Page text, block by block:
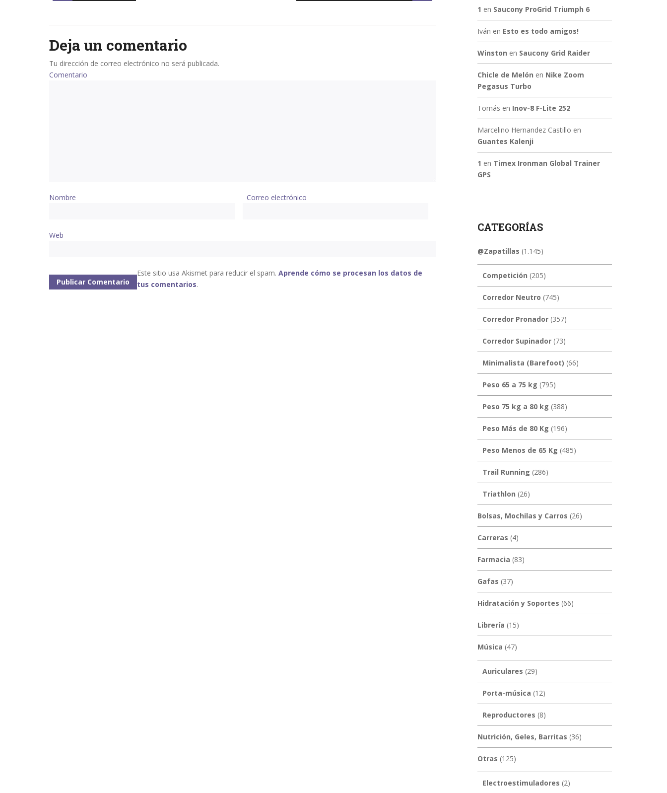
navigation
Deja un comentario
Tu dirección de correo electrónico no será publicada.
Comentario
Nombre Correo electrónico
Web
Este sitio usa Akismet para reducir el spam. Aprende cómo se procesan los datos de
tus comentarios.
1 en Saucony ProGrid Triumph 6
Iván en Esto es todo amigos!
Winston en Saucony Grid Raider
Chicle de Melón en Nike Zoom
Pegasus Turbo
Tomás en Inov-8 F-Lite 252
Marcelino Hernandez Castillo en
Guantes Kalenji
1 en Timex Ironman Global Trainer
GPS
CATEGORÍAS
@Zapatillas (1.145)
Competición (205)
Corredor Neutro (745)
Corredor Pronador(357)
Corredor Supinador(73)
Minimalista (Barefoot) (66)
Peso 65 a 75 kg (795)
Peso 75 kg a 80 kg (388)
Peso Más de 80 Kg (196)
Peso Menos de 65 Kg (485)
Trail Running (286)
Triathlon (26)
Bolsas, Mochilas y Carros (26)
Carreras (4)
Farmacia (83)
Gafas (37)
Hidratación y Soportes (66)
Librería (15)
Música (47)
Auriculares (29)
Porta-música (12)
Reproductores (8)
Nutrición, Geles, Barritas (36)
Otras (125)
Electroestimuladores (2)